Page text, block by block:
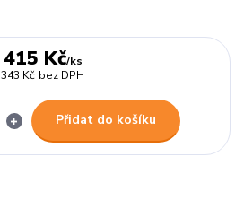
415 Kč/ks
343 Kč bez DPH
Přidat do košíku